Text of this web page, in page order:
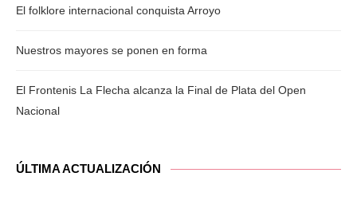
El folklore internacional conquista Arroyo
Nuestros mayores se ponen en forma
El Frontenis La Flecha alcanza la Final de Plata del Open
Nacional
ÚLTIMA ACTUALIZACIÓN